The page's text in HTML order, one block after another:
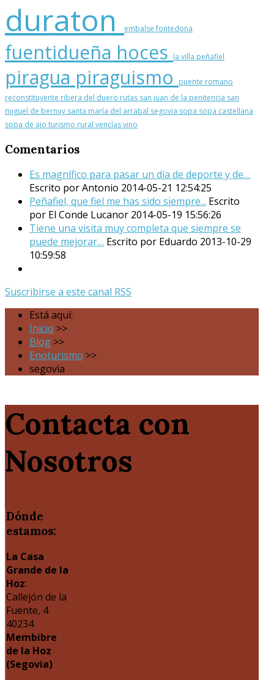
duraton embalsefontedona
fuentidueña hoces la villa peñafiel
piragua piraguismo
puente romano
reconstituyente ribera del duero rutas san juan de la penitencia san
miguel de bernuy santa maría del arrabal segovia sopa sopa castellana
sopa de ajo turismo rural vencíasvino
Comentarios
Es magnífico para pasar un día de deporte y de…
Escrito por Antonio 2014-05-21 12:54:25
Peñafiel, que fiel me has sido siempre... Escrito
por El Conde Lucanor 2014-05-19 15:56:26
Tiene una visita muy completa que siempre se
puede mejorar… Escrito por Eduardo 2013-10-29
10:59:58
Suscribirse a este canal RSS
Está aquí:
Inicio >>
Blog >>
Enoturismo >>
segovia
Contacta con
Nosotros
Dónde
estamos:
La Casa
Grande de la
Hoz:
Callejón de la
Fuente, 4
40234
Membibre
de la Hoz
(Segovia)